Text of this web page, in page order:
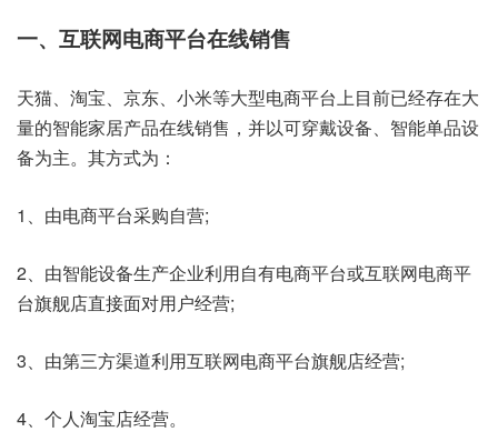
一、互联网电商平台在线销售
天猫、淘宝、京东、小米等大型电商平台上目前已经存在大
量的智能家居产品在线销售，并以可穿戴设备、智能单品设
备为主。其方式为：
1、由电商平台采购自营;
2、由智能设备生产企业利用自有电商平台或互联网电商平
台旗舰店直接面对用户经营;
3、由第三方渠道利用互联网电商平台旗舰店经营;
4、个人淘宝店经营。